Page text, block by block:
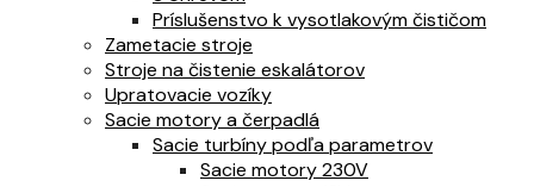
Príslušenstvo k vysotlakovým čističom
Zametacie stroje
Stroje na čistenie eskalátorov
Upratovacie vozíky
Sacie motory a čerpadlá
Sacie turbíny podľa parametrov
Sacie motory 230V